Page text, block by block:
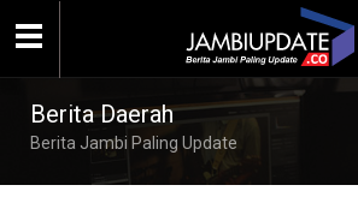
Berita Daerah
Berita Jambi Paling Update